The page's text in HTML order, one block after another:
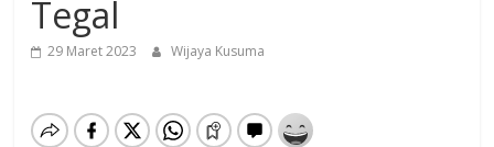
Tegal
29 Maret 2023 Wijaya Kusuma